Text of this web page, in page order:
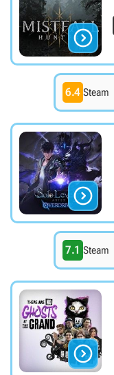

6.4 Steam

7.1 Steam
